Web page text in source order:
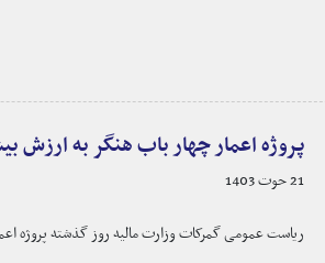
پروژه اعمار چهار باب هنگر به ارزش بیشتر از (۷۱) میلیون افغانی در گمرک ابونصر
21 حوت 1403
ریاست عمومی گمرکات وزارت مالیه روز گذشته پروژه اعمار چهار باب هنگر را به ارزش (۷۱،۸) میلیون